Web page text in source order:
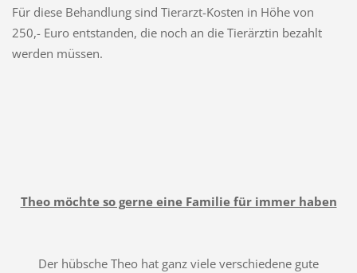
Für diese Behandlung sind Tierarzt-Kosten in Höhe von
250,- Euro entstanden, die noch an die Tierärztin bezahlt
werden müssen.
Theo möchte so gerne eine Familie für immer haben
Der hübsche Theo hat ganz viele verschiedene gute